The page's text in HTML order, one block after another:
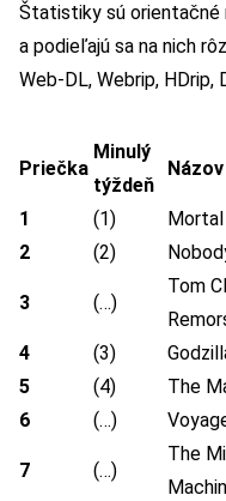
Štatistiky sú orientačné
a podieľajú sa na nich
Web-DL, Webrip, HDrip,
Priečka
Minulý
týždeň
1
(1)
2
(2)
3 (…)
Tom
4 (3)
5
(4) The
6
(…)
7 (…)
The